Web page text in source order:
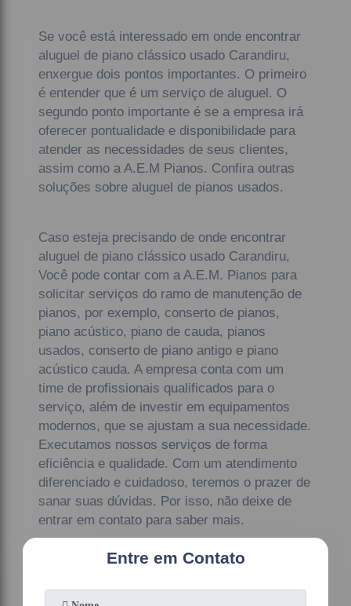
Se você está interessado em onde encontrar
aluguel de piano clássico usado Carandiru,
enxergue dois pontos importantes. O primeiro
é entender que é um serviço de aluguel. O
segundo ponto importante é se a empresa irá
oferecer pontualidade e disponibilidade para
atender as necessidades de seus clientes,
assim como a A.E.M Pianos. Confira outras
soluções sobre aluguel de pianos usados.
Caso esteja precisando de onde encontrar
aluguel de piano clássico usado Carandiru,
Você pode contar com a A.E.M. Pianos para
solicitar serviços do ramo de manutenção de
pianos, por exemplo, conserto de pianos,
piano acústico, piano de cauda, pianos
usados, conserto de piano antigo e piano
acústico cauda. A empresa conta com um
time de profissionais qualificados para o
serviço, além de investir em equipamentos
modernos, que se ajustam a sua necessidade.
Executamos nossos serviços de forma
eficiência e qualidade. Com um atendimento
diferenciado e cuidadoso, teremos o prazer de
sanar suas dúvidas. Por isso, não deixe de
entrar em contato para saber mais.
Entre em Contato